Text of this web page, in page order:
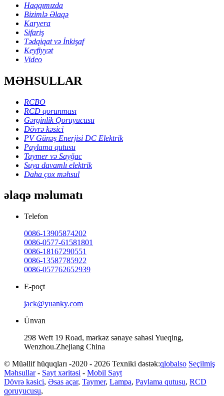
Haqqımızda
Bizimlə Əlaqə
Karyera
Sifariş
Tədqiqat və İnkişaf
Keyfiyyət
Video
MƏHSULLAR
RCBO
RCD qorunması
Gərginlik Qoruyucusu
Dövrə kəsici
PV Günəş Enerjisi DC Elektrik
Paylama qutusu
Taymer və Sayğac
Suya davamlı elektrik
Daha çox məhsul
əlaqə məlumatı
Telefon
0086-13905874202
0086-0577-61581801
0086-18167290551
0086-13587785922
0086-057762652939
E-poçt
jack@yuanky.com
Ünvan
298 Weft 19 Road, mərkəz sənaye sahəsi Yueqing,
Wenzhou.Zhejiang China
© Müəllif hüquqları -2020 - 2026 Texniki dəstək:qlobalso Seçilmiş
Məhsullar- Sayt xəritəsi - Mobil Sayt
Dövrə kəsici, Əsas açar, Taymer, Lampa, Paylama qutusu, RCD
qoruyucusu,